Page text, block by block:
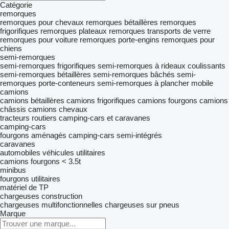
Catégorie
remorques
remorques pour chevaux remorques bétaillères remorques
frigorifiques remorques plateaux remorques transports de verre
remorques pour voiture remorques porte-engins remorques pour
chiens
semi-remorques
semi-remorques frigorifiques semi-remorques à rideaux coulissants
semi-remorques bétaillères semi-remorques bâchés semi-
remorques porte-conteneurs semi-remorques à plancher mobile
camions
camions bétaillères camions frigorifiques camions fourgons camions
châssis camions chevaux
tracteurs routiers camping-cars et caravanes
camping-cars
fourgons aménagés camping-cars semi-intégrés
caravanes
automobiles véhicules utilitaires
camions fourgons < 3.5t
minibus
fourgons utilitaires
matériel de TP
chargeuses construction
chargeuses multifonctionnelles chargeuses sur pneus
Marque